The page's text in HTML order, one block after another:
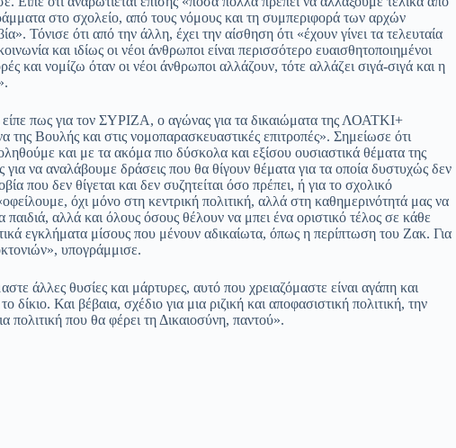
στο σχολείο, από τους νόμους και τη συμπεριφορά των αρχών
Τόνισε ότι από την άλλη, έχει την αίσθηση ότι «έχουν γίνει τα τελευταία
και ιδίως οι νέοι άνθρωποι είναι περισσότερο ευαισθητοποιημένοι
και νομίζω όταν οι νέοι άνθρωποι αλλάζουν, τότε αλλάζει σιγά-σιγά και η
πως για τον ΣΥΡΙΖΑ, ο αγώνας για τα δικαιώματα της ΛΟΑΤΚΙ+
της Βουλής και στις νομοπαρασκευαστικές επιτροπές». Σημείωσε ότι
και με τα ακόμα πιο δύσκολα και εξίσου ουσιαστικά θέματα της
να αναλάβουμε δράσεις που θα θίγουν θέματα για τα οποία δυστυχώς δεν
που δεν θίγεται και δεν συζητείται όσο πρέπει, ή για το σχολικό
όχι μόνο στη κεντρική πολιτική, αλλά στη καθημερινότητά μας να
παιδιά, αλλά και όλους όσους θέλουν να μπει ένα οριστικό τέλος σε κάθε
εγκλήματα μίσους που μένουν αδικαίωτα, όπως η περίπτωση του Ζακ. Για
υπογράμμισε.
άλλες θυσίες και μάρτυρες, αυτό που χρειαζόμαστε είναι αγάπη και
Και βέβαια, σχέδιο για μια ριζική και αποφασιστική πολιτική, την
που θα φέρει τη Δικαιοσύνη, παντού».